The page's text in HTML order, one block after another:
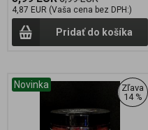
4,87 EUR (Vaša cena bez DPH:)
Pridať do košíka
Novinka
Zľava
14 %